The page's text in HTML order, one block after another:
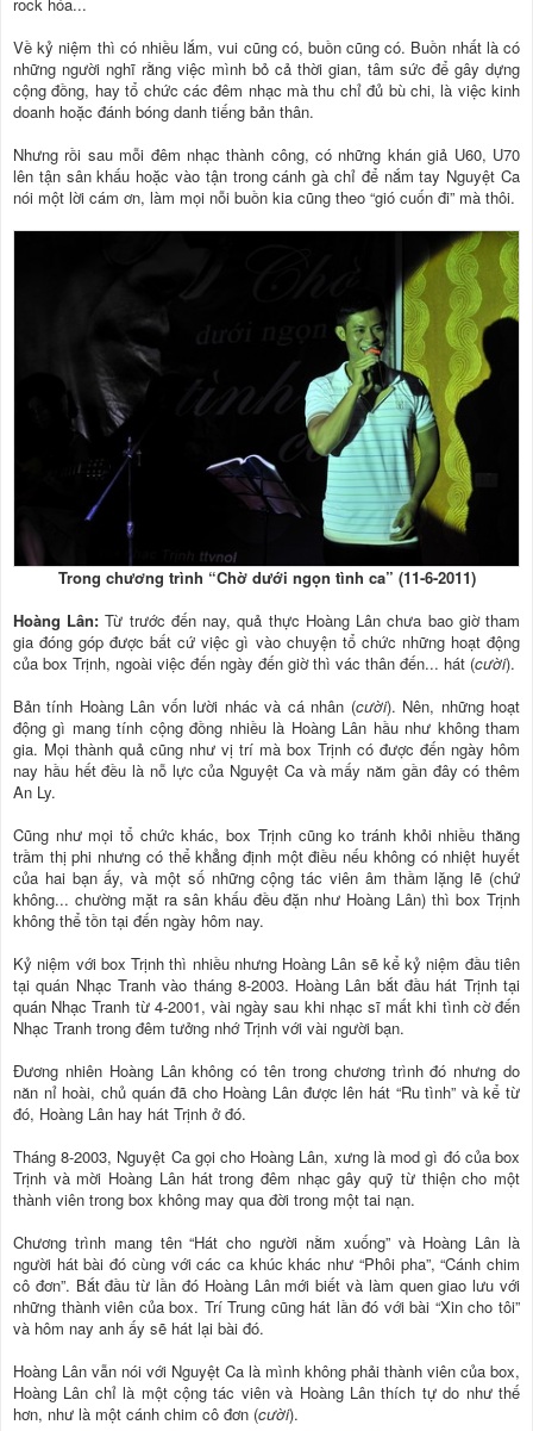
Về kỷ niệm thì có nhiều lắm, vui cũng có, buồn cũng có. Buồn nhất là có
những người nghĩ rằng việc mình bỏ cả thời gian, tâm sức để gây dựng
cộng đồng, hay tổ chức các đêm nhạc mà thu chỉ đủ bù chi, là việc kinh
doanh hoặc đánh bóng danh tiếng bản thân.
Nhưng rồi sau mỗi đêm nhạc thành công, có những khán giả U60, U70
lên tận sân khấu hoặc vào tận trong cánh gà chỉ để nắm tay Nguyệt Ca
nói một lời cám ơn, làm mọi nỗi buồn kia cũng theo “gió cuốn đi” mà thôi.
Trong chương trình “Chờ dưới ngọn tình ca” (11-6-2011)
Hoàng Lân: Từ trước đến nay, quả thực Hoàng Lân chưa bao giờ tham
gia đóng góp được bất cứ việc gì vào chuyện tổ chức những hoạt động
của box Trịnh, ngoài việc đến ngày đến giờ thì vác thân đến... hát (cười).
Bản tính Hoàng Lân vốn lười nhác và cá nhân (cười). Nên, những hoạt
động gì mang tính cộng đồng nhiều là Hoàng Lân hầu như không tham
gia. Mọi thành quả cũng như vị trí mà box Trịnh có được đến ngày hôm
nay hầu hết đều là nỗ lực của Nguyệt Ca và mấy năm gần đây có thêm
An Ly.
Cũng như mọi tổ chức khác, box Trịnh cũng ko tránh khỏi nhiều thăng
trầm thị phi nhưng có thể khẳng định một điều nếu không có nhiệt huyết
của hai bạn ấy, và một số những cộng tác viên âm thầm lặng lẽ (chứ
không... chường mặt ra sân khấu đều đặn như Hoàng Lân) thì box Trịnh
không thể tồn tại đến ngày hôm nay.
Kỷ niệm với box Trịnh thì nhiều nhưng Hoàng Lân sẽ kể kỷ niệm đầu tiên
tại quán Nhạc Tranh vào tháng 8-2003. Hoàng Lân bắt đầu hát Trịnh tại
quán Nhạc Tranh từ 4-2001, vài ngày sau khi nhạc sĩ mất khi tình cờ đến
Nhạc Tranh trong đêm tưởng nhớ Trịnh với vài người bạn.
Đương nhiên Hoàng Lân không có tên trong chương trình đó nhưng do
năn nỉ hoài, chủ quán đã cho Hoàng Lân được lên hát “Ru tình” và kể từ
đó, Hoàng Lân hay hát Trịnh ở đó.
Tháng 8-2003, Nguyệt Ca gọi cho Hoàng Lân, xưng là mod gì đó của box
Trịnh và mời Hoàng Lân hát trong đêm nhạc gây quỹ từ thiện cho một
thành viên trong box không may qua đời trong một tai nạn.
Chương trình mang tên “Hát cho người nằm xuống” và Hoàng Lân là
người hát bài đó cùng với các ca khúc khác như “Phôi pha”, “Cánh chim
cô đơn”. Bắt đầu từ lần đó Hoàng Lân mới biết và làm quen giao lưu với
những thành viên của box. Trí Trung cũng hát lần đó với bài “Xin cho tôi”
và hôm nay anh ấy sẽ hát lại bài đó.
Hoàng Lân vẫn nói với Nguyệt Ca là mình không phải thành viên của box,
Hoàng Lân chỉ là một cộng tác viên và Hoàng Lân thích tự do như thế
hơn, như là một cánh chim cô đơn (cười).